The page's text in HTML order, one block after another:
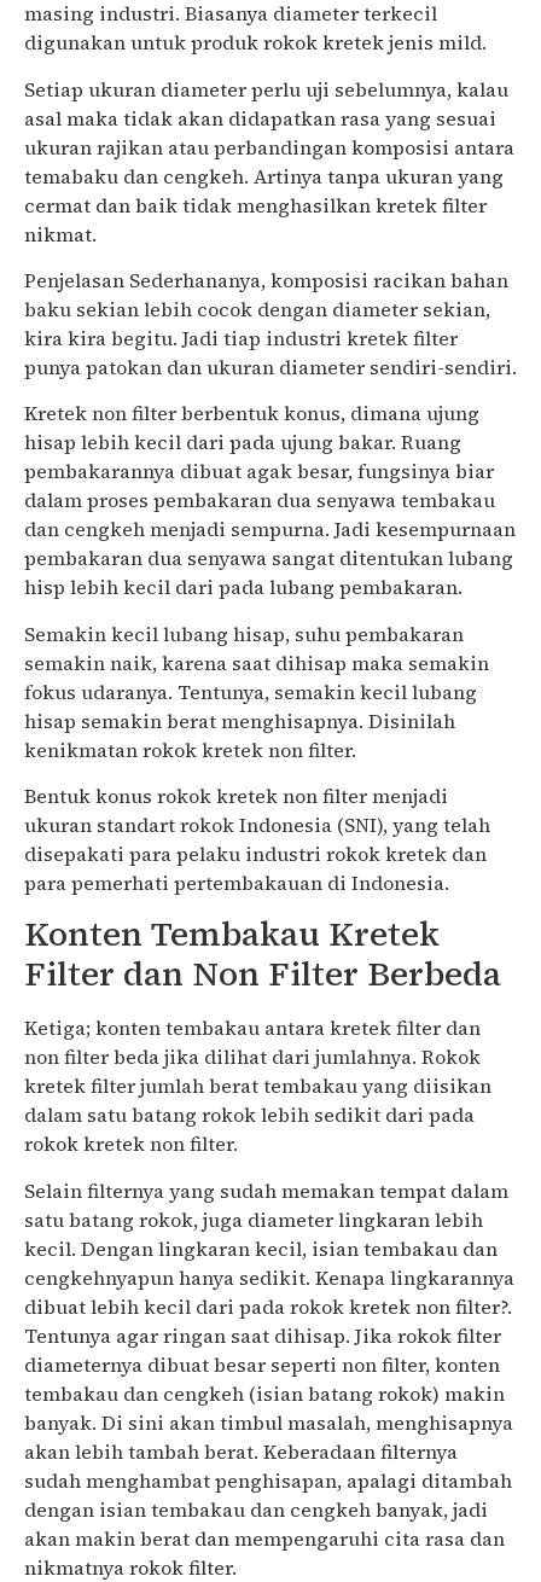
masing industri. Biasanya diameter terkecil
digunakan untuk produk rokok kretek jenis mild.
Setiap ukuran diameter perlu uji sebelumnya, kalau
asal maka tidak akan didapatkan rasa yang sesuai
ukuran rajikan atau perbandingan komposisi antara
temabaku dan cengkeh. Artinya tanpa ukuran yang
cermat dan baik tidak menghasilkan kretek filter
nikmat.
Penjelasan Sederhananya, komposisi racikan bahan
baku sekian lebih cocok dengan diameter sekian,
kira kira begitu. Jadi tiap industri kretek filter
punya patokan dan ukuran diameter sendiri-sendiri.
Kretek non filter berbentuk konus, dimana ujung
hisap lebih kecil dari pada ujung bakar. Ruang
pembakarannya dibuat agak besar, fungsinya biar
dalam proses pembakaran dua senyawa tembakau
dan cengkeh menjadi sempurna. Jadi kesempurnaan
pembakaran dua senyawa sangat ditentukan lubang
hisp lebih kecil dari pada lubang pembakaran.
Semakin kecil lubang hisap, suhu pembakaran
semakin naik, karena saat dihisap maka semakin
fokus udaranya. Tentunya, semakin kecil lubang
hisap semakin berat menghisapnya. Disinilah
kenikmatan rokok kretek non filter.
Bentuk konus rokok kretek non filter menjadi
ukuran standart rokok Indonesia (SNI), yang telah
disepakati para pelaku industri rokok kretek dan
para pemerhati pertembakauan di Indonesia.
Konten Tembakau Kretek
Filter dan Non Filter Berbeda
Ketiga; konten tembakau antara kretek filter dan
non filter beda jika dilihat dari jumlahnya. Rokok
kretek filter jumlah berat tembakau yang diisikan
dalam satu batang rokok lebih sedikit dari pada
rokok kretek non filter.
Selain filternya yang sudah memakan tempat dalam
satu batang rokok, juga diameter lingkaran lebih
kecil. Dengan lingkaran kecil, isian tembakau dan
cengkehnyapun hanya sedikit. Kenapa lingkarannya
dibuat lebih kecil dari pada rokok kretek non filter?.
Tentunya agar ringan saat dihisap. Jika rokok filter
diameternya dibuat besar seperti non filter, konten
tembakau dan cengkeh (isian batang rokok) makin
banyak. Di sini akan timbul masalah, menghisapnya
akan lebih tambah berat. Keberadaan filternya
sudah menghambat penghisapan, apalagi ditambah
dengan isian tembakau dan cengkeh banyak, jadi
akan makin berat dan mempengaruhi cita rasa dan
nikmatnya rokok filter.